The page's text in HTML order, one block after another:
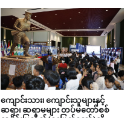
ကျောင်းသား၊ ကျောင်းသူများနှင့်
ဆရာ၊ ဆရာမများ တပ်မတော်စစ်